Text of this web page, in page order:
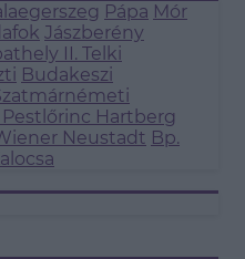
Pápa Mór
Jászberény
II. Telki
Budakeszi
Pestlőrinc Hartberg
Neustadt Bp.